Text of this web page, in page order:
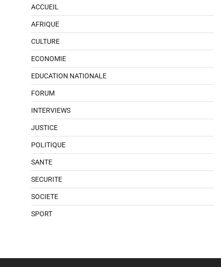
ACCUEIL
AFRIQUE
CULTURE
ECONOMIE
EDUCATION NATIONALE
FORUM
INTERVIEWS
JUSTICE
POLITIQUE
SANTE
SECURITE
SOCIETE
SPORT